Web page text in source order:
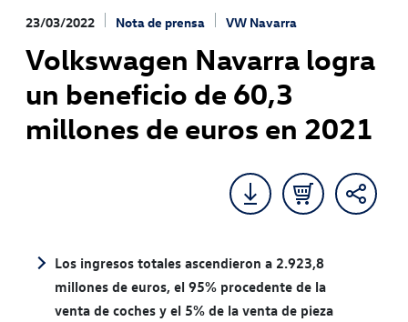
23/03/2022 Nota de prensa VW Navarra
Volkswagen Navarra logra
un beneficio de 60,3
millones de euros en 2021
Los ingresos totales ascendieron a 2.923,8
millones de euros, el 95% procedente de la
venta de coches y el 5% de la venta de pieza